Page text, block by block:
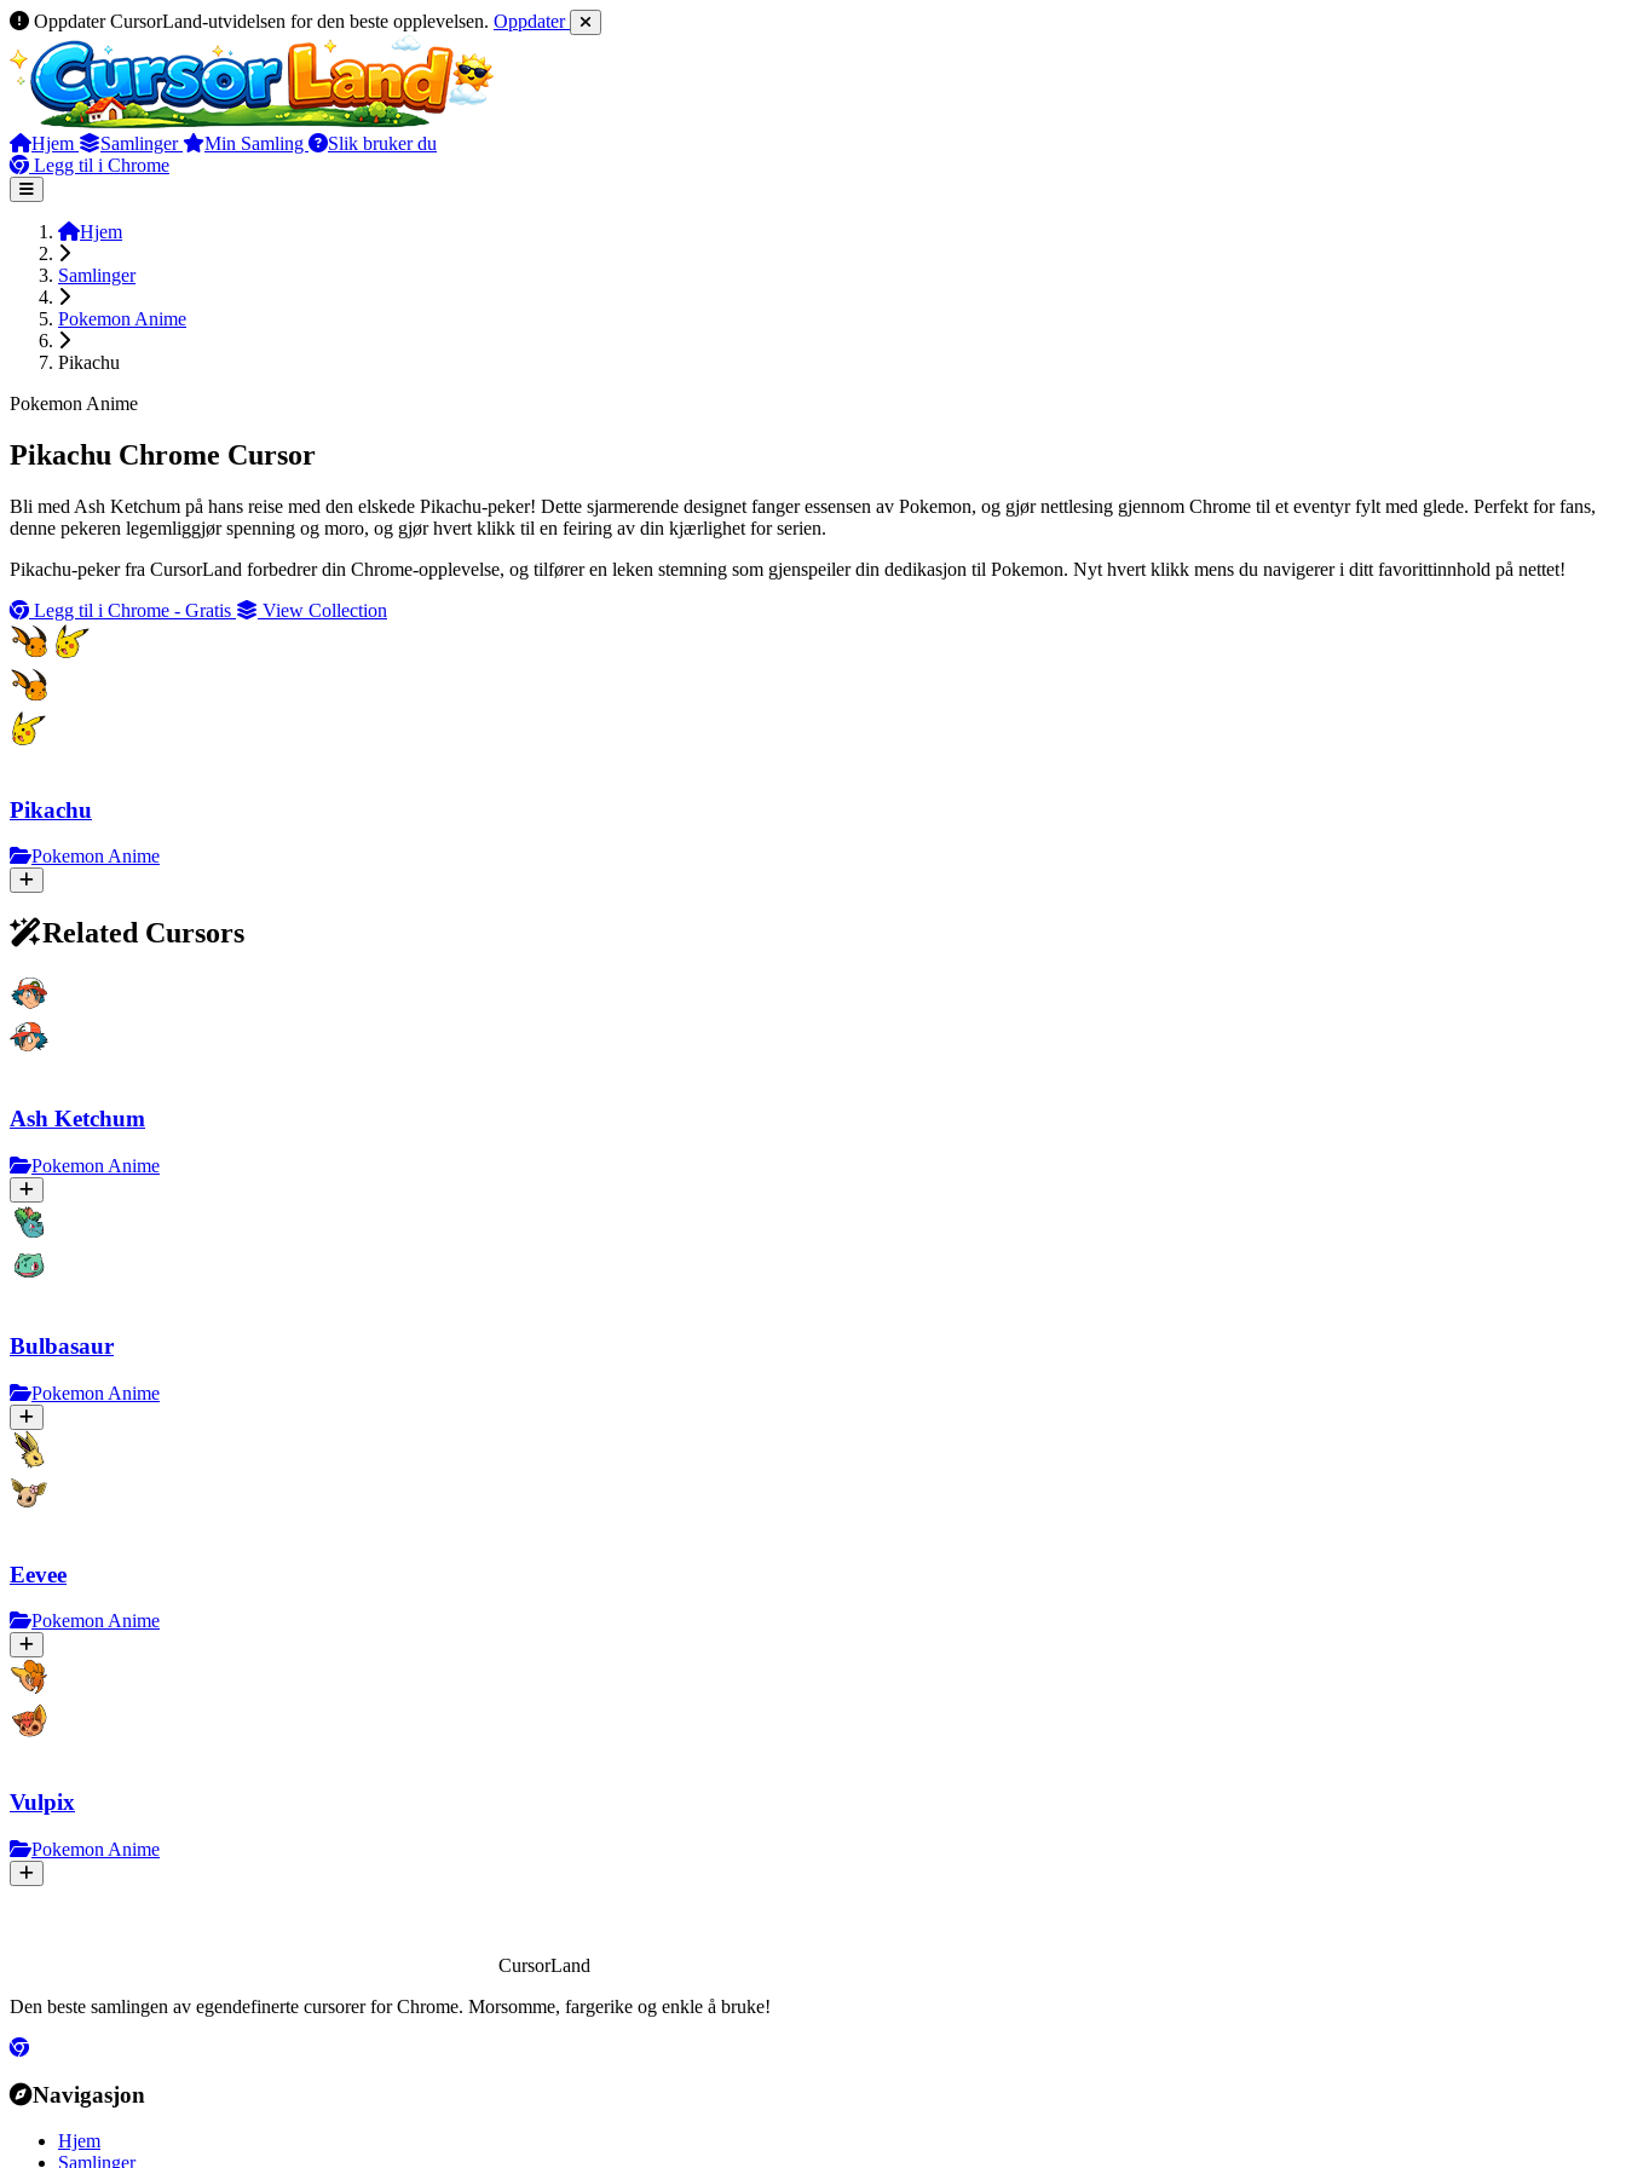
Oppdater CursorLand-utvidelsen for den beste opplevelsen. Oppdater
Hjem Samlinger Min Samling
Slik bruker du
Legg til i Chrome
Hjem
Samlinger
Pokemon Anime
Pikachu
Pokemon Anime
Pikachu Chrome Cursor
Bli med Ash Ketchum på hans reise med den elskede Pikachu-peker! Dette sjarmerende designet fanger essensen av Pokemon, og gjør nettlesing gjennom Chrome til et eventyr fylt med glede. Perfekt for fans,
denne pekeren legemliggjør spenning og moro, og gjør hvert klikk til en feiring av din kjærlighet for serien.
Pikachu-peker fra CursorLand forbedrer din Chrome-opplevelse, og tilfører en leken stemning som gjenspeiler din dedikasjon til Pokemon. Nyt hvert klikk mens du navigerer i ditt favorittinnhold på nettet!
Legg til i Chrome - Gratis
View Collection
Pikachu
Pokemon Anime
Related Cursors
Ash Ketchum
Pokemon Anime
Bulbasaur
Pokemon Anime
Eevee
Pokemon Anime
Vulpix
Pokemon Anime
CursorLand
Den beste samlingen av egendefinerte cursorer for Chrome. Morsomme, fargerike og enkle å bruke!
Navigasjon
Hjem
Samlinger